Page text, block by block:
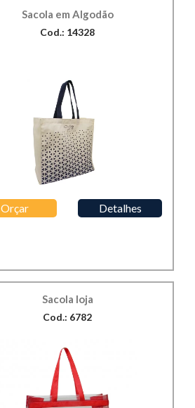
Sacola em Algodão
Cod.: 14328
Orçar Detalhes
Sacola loja
Cod.: 6782